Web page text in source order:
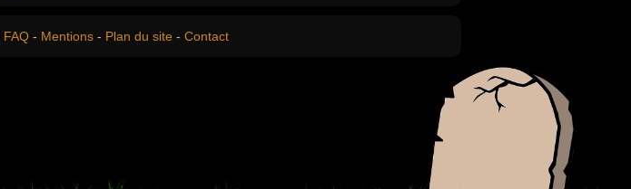
FAQ - Mentions - Plan du site - Contact